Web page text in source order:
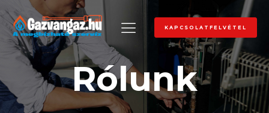
KAPCSOLATFELVÉTEL
Rólunk